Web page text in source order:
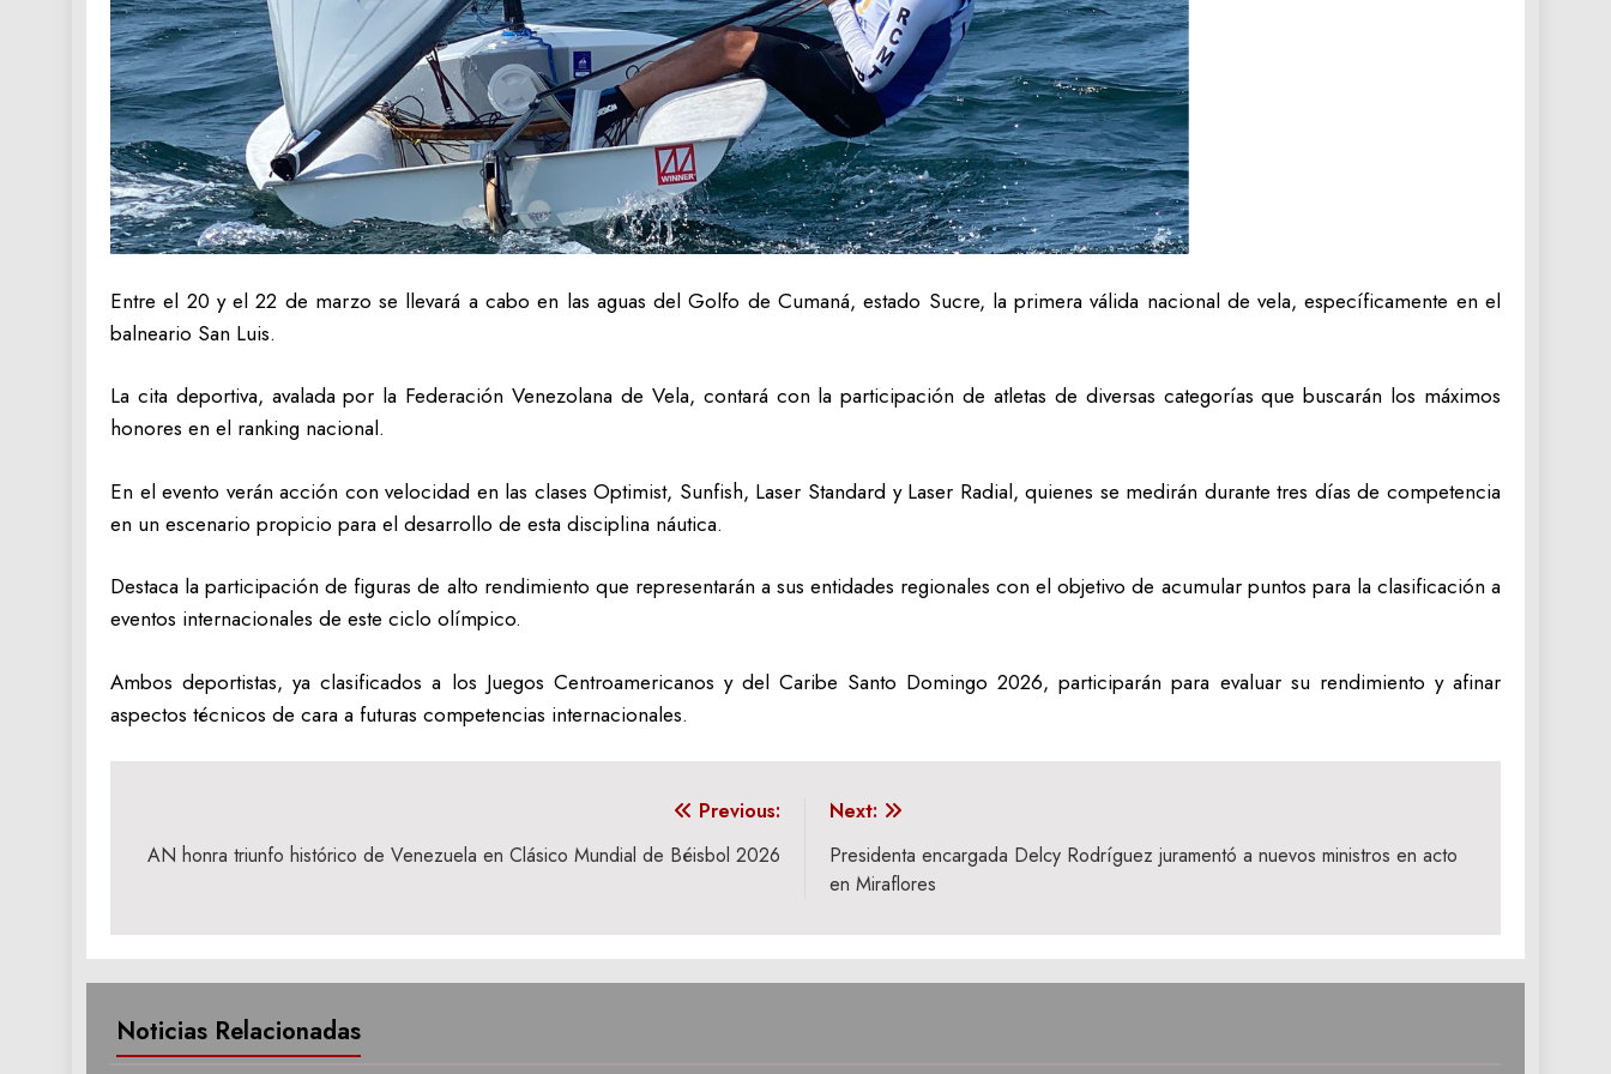
Entre el 20 y el 22 de marzo se llevará a cabo en las aguas del Golfo de Cumaná, estado Sucre, la primera válida nacional de vela, específicamente en el
balneario San Luis.
La cita deportiva, avalada por la Federación Venezolana de Vela, contará con la participación de atletas de diversas categorías que buscarán los máximos
honores en el ranking nacional.
En el evento verán acción con velocidad en las clases Optimist, Sunfish, Laser Standard y Laser Radial, quienes se medirán durante tres días de competencia
en un escenario propicio para el desarrollo de esta disciplina náutica.
Destaca la participación de figuras de alto rendimiento que representarán a sus entidades regionales con el objetivo de acumular puntos para la clasificación a
eventos internacionales de este ciclo olímpico.
Ambos deportistas, ya clasificados a los Juegos Centroamericanos y del Caribe Santo Domingo 2026, participarán para evaluar su rendimiento y afinar
aspectos técnicos de cara a futuras competencias internacionales.
de
Previous:
AN honra triunfo histórico de Venezuela en Clásico Mundial de Béisbol 2026
Next:
Presidenta encargada Delcy Rodríguez juramentó a nuevos ministros en acto
en Miraflores
Noticias Relacionadas